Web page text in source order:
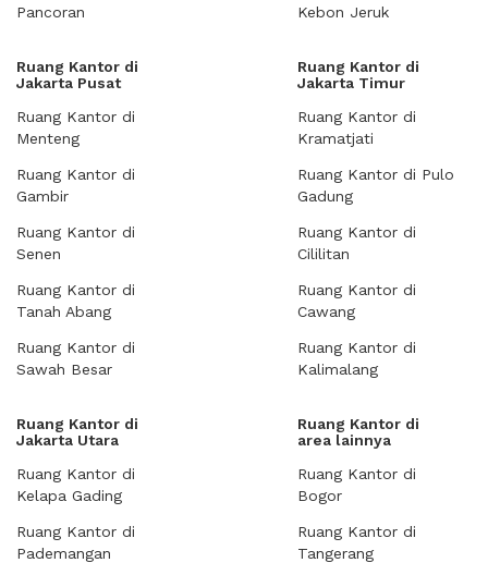
Pancoran
Kebon Jeruk
Ruang Kantor di
Jakarta Pusat
Ruang Kantor di
Menteng
Ruang Kantor di
Gambir
Ruang Kantor di
Senen
Ruang Kantor di
Tanah Abang
Ruang Kantor di
Sawah Besar
Ruang Kantor di
Jakarta Timur
Ruang Kantor di
Kramatjati
Ruang Kantor di Pulo
Gadung
Ruang Kantor di
Cililitan
Ruang Kantor di
Cawang
Ruang Kantor di
Kalimalang
Ruang Kantor di
Jakarta Utara
Ruang Kantor di
Kelapa Gading
Ruang Kantor di
Pademangan
Ruang Kantor di
area lainnya
Ruang Kantor di
Bogor
Ruang Kantor di
Tangerang